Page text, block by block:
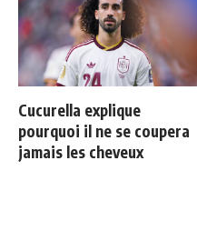
Cucurella explique
pourquoi il ne se coupera
jamais les cheveux